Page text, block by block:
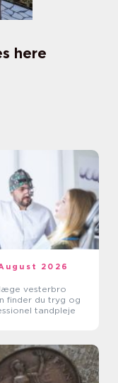
here
2026
vesterbro
finder du tryg og
tandpleje